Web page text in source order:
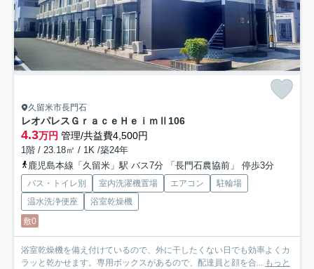
久留米市長門石
レオパレスＧｒａｃｅＨｅｉｍⅡ 106
4.3万円 管理/共益費4,500円
1階 / 23.18㎡ / 1K /築24年
鹿児島本線「久留米」駅 バス7分 「長門石農協前」 停歩3分
バス・トイレ別 室内洗濯機置場 エアコン
駐輪場
温水洗浄便座
浴室乾燥機
敷0
浴室乾燥機を備え付けているので、外に干したくない日でも効率よくカ
ラッと乾かせます。専用ボックスがあるので、配達員と顔を合... もっと